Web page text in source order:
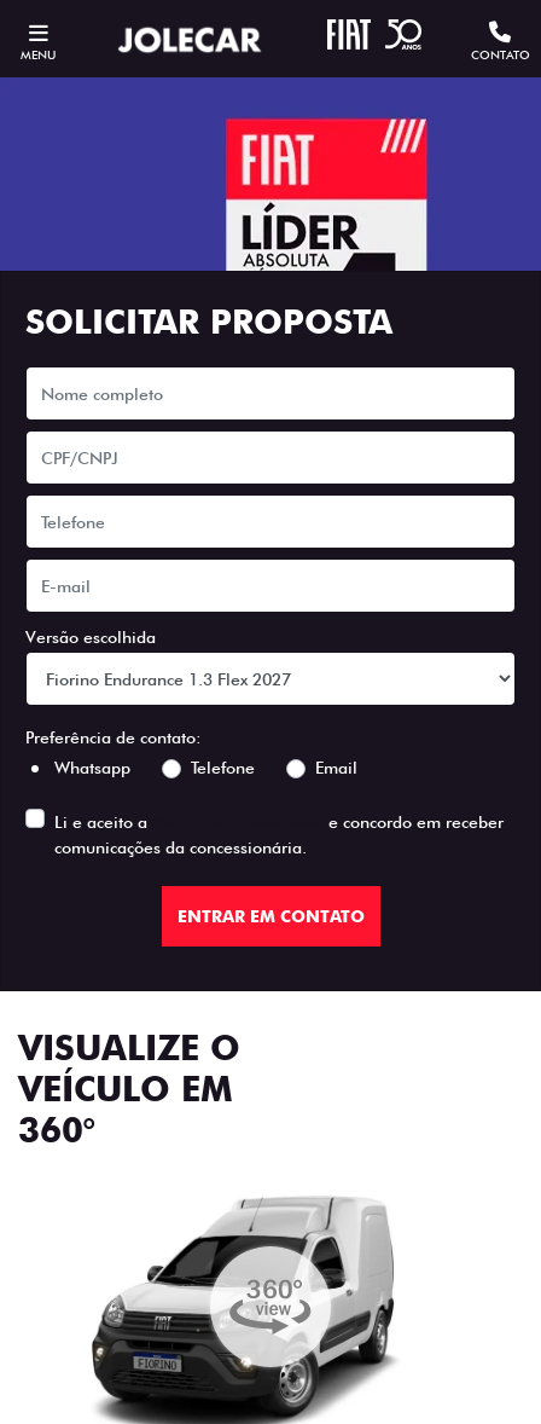
MENU CONTATO
SOLICITAR PROPOSTA
Versão escolhida
Preferência de contato:
Whatsapp
Telefone Email
Li e aceito a
e concordo em receber
comunicações da concessionária.
ENTRAR EM CONTATO
VISUALIZE O
VEÍCULO EM
360°